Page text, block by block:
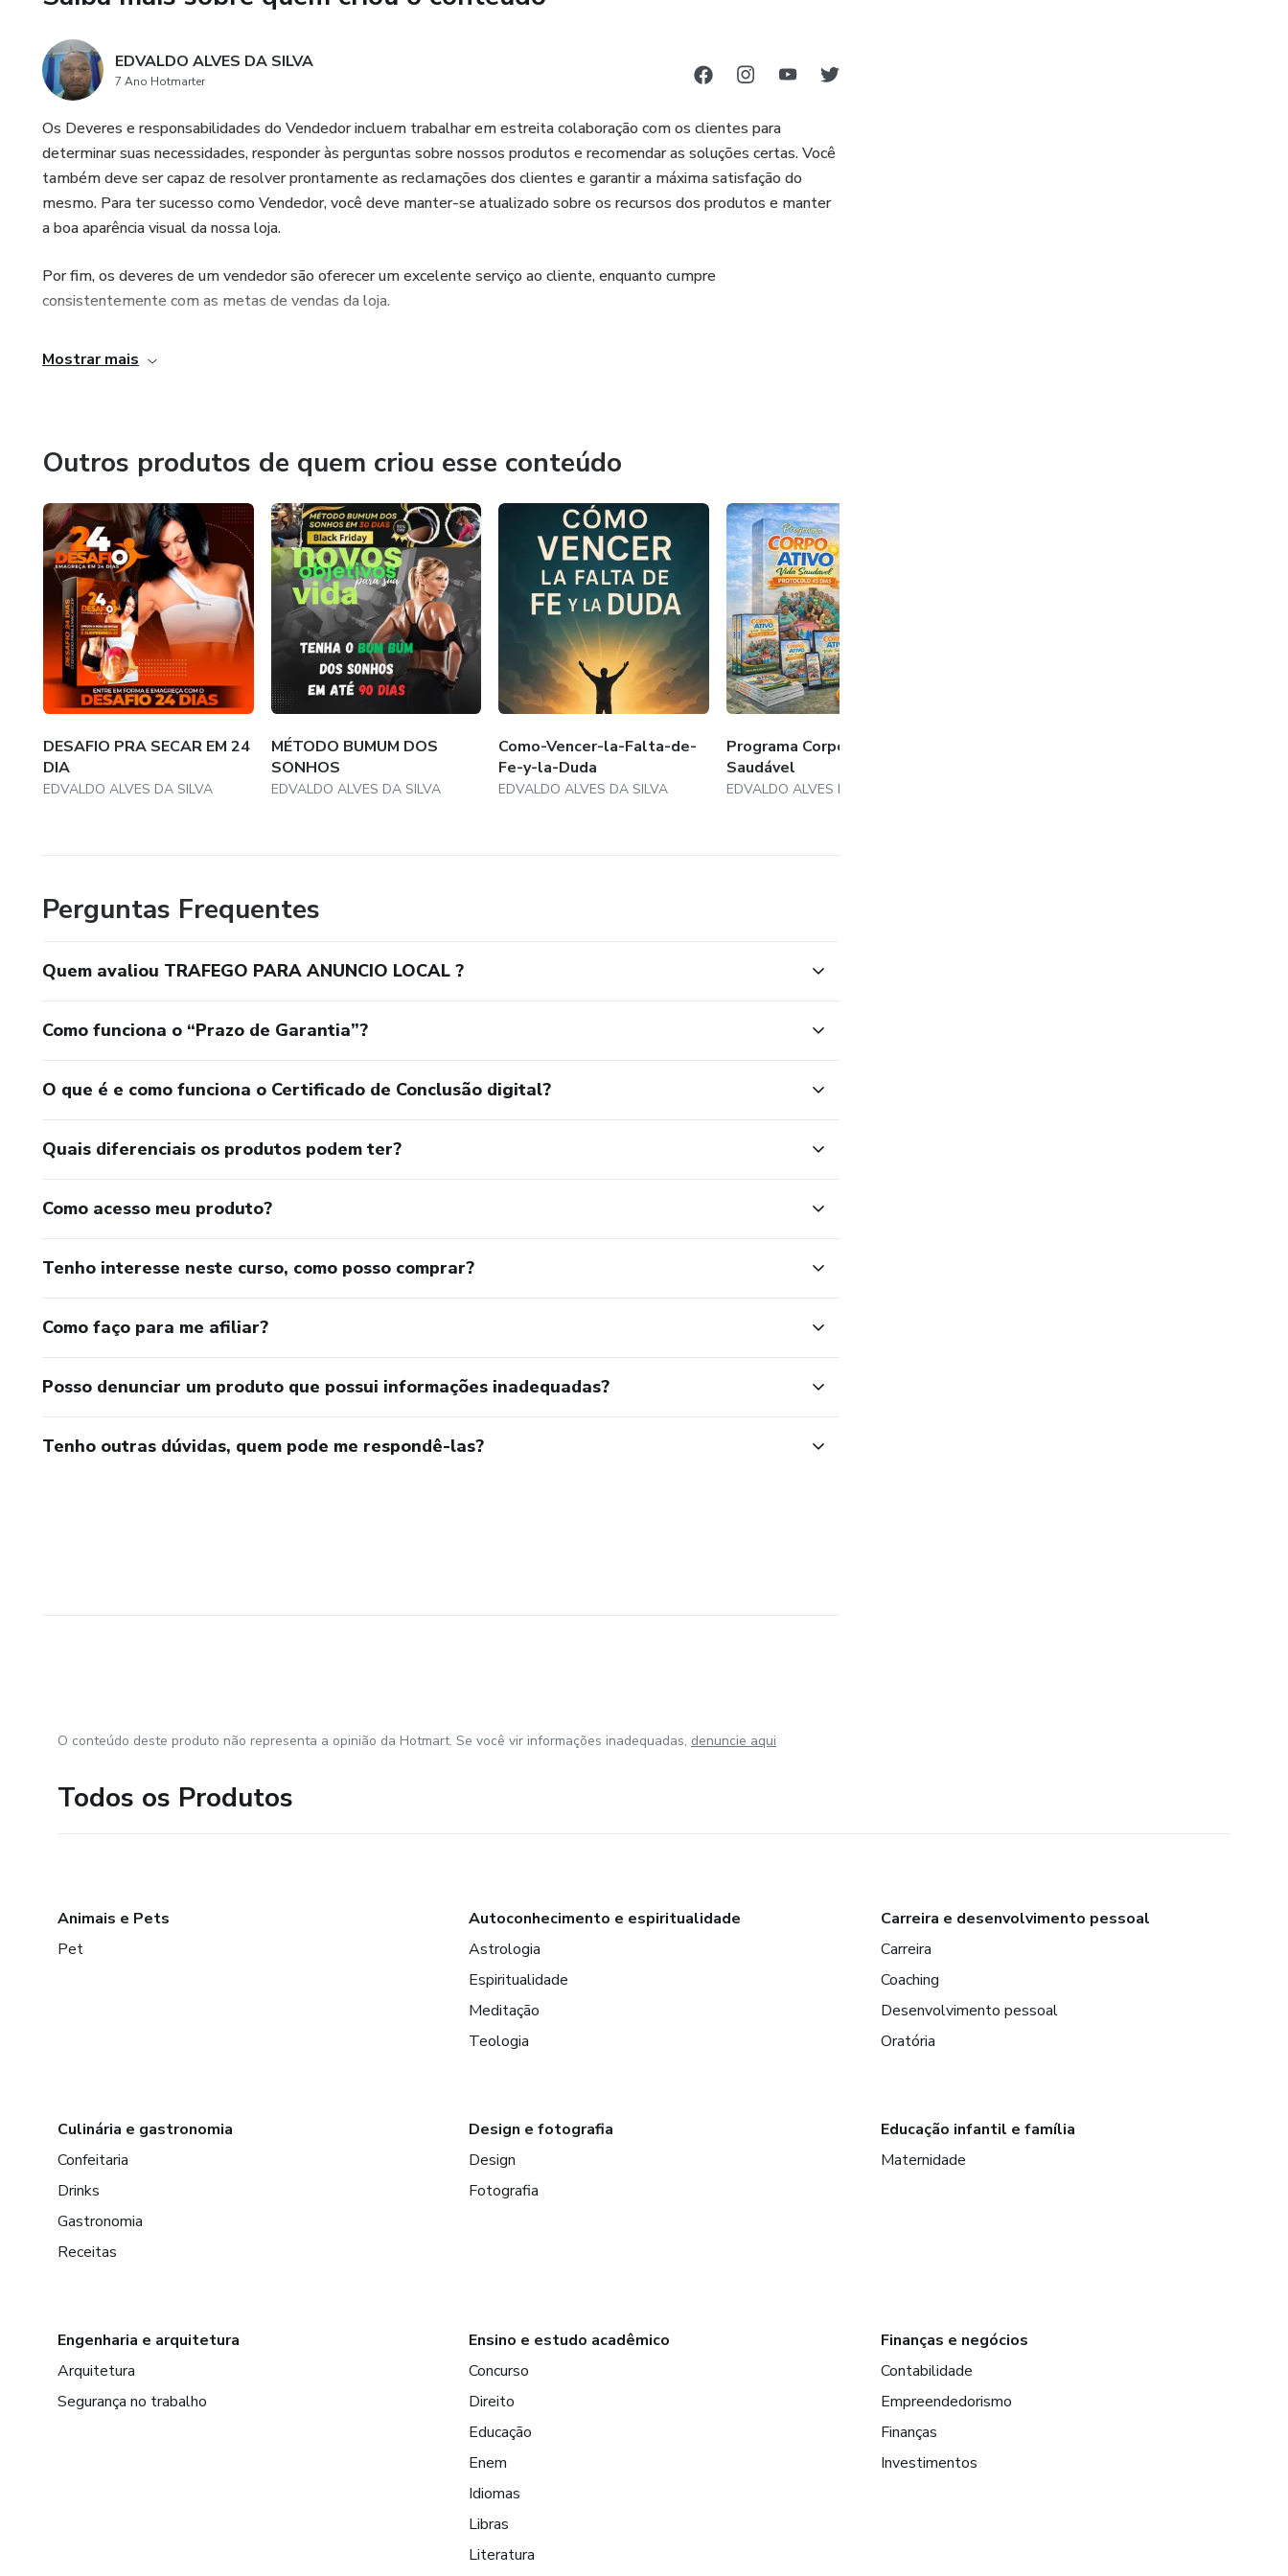
EDVALDO ALVES DA SILVA
7 Ano Hotmarter
Os Deveres e responsabilidades do Vendedor incluem trabalhar em estreita colaboração com os clientes para
determinar suas necessidades, responder às perguntas sobre nossos produtos e recomendar as soluções certas. Você
também deve ser capaz de resolver prontamente as reclamações dos clientes e garantir a máxima satisfação do
mesmo. Para ter sucesso como Vendedor, você deve manter-se atualizado sobre os recursos dos produtos e manter
a boa aparência visual da nossa loja.
Por fim, os deveres de um vendedor são oferecer um excelente serviço ao cliente, enquanto cumpre
consistentemente com as metas de vendas da loja.
Mostrar mais
Outros produtos de quem criou esse conteúdo
DESAFIO PRA SECAR EM 24
DIA
EDVALDO ALVES DA SILVA
MÉTODO BUMUM DOS
SONHOS
EDVALDO ALVES DA SILVA
Como-Vencer-la-Falta-de-
Fe-y-la-Duda
EDVALDO ALVES DA SILVA
Programa Corpo Ativo Vida
Saudável
EDVALDO ALVES DA SILVA
Perguntas Frequentes
Quem avaliou TRAFEGO PARA ANUNCIO LOCAL ?
Como funciona o “Prazo de Garantia”?
O que é e como funciona o Certificado de Conclusão digital?
Quais diferenciais os produtos podem ter?
Como acesso meu produto?
Tenho interesse neste curso, como posso comprar?
Como faço para me afiliar?
Posso denunciar um produto que possui informações inadequadas?
Tenho outras dúvidas, quem pode me respondê-las?
O conteúdo deste produto não representa a opinião da Hotmart. Se você vir informações inadequadas, denuncie aqui
Todos os Produtos
Animais e Pets
Pet
Autoconhecimento e espiritualidade
Astrologia
Espiritualidade
Meditação
Teologia
Carreira e desenvolvimento pessoal
Carreira
Coaching
Desenvolvimento pessoal
Oratória
Culinária e gastronomia
Confeitaria
Drinks
Gastronomia
Receitas
Design e fotografia
Design
Fotografia
Educação infantil e família
Maternidade
Engenharia e arquitetura
Arquitetura
Segurança no trabalho
Ensino e estudo acadêmico
Concurso
Direito
Educação
Enem
Idiomas
Libras
Literatura
Finanças e negócios
Contabilidade
Empreendedorismo
Finanças
Investimentos